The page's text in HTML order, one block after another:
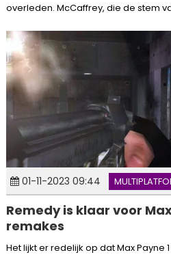
overleden. McCaffrey, die de stem
01-11-2023 09:44
Remedy is klaar voor
remakes
Het lijkt er redelijk op dat Max Payne